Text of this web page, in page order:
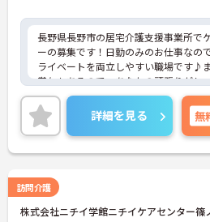
長野県長野市の居宅介護支援事業所で
ーの募集です！日勤のみのお仕事なの
ライベートを両立しやすい職場です♪
賞与もあるので、あなたの頑張りがし
れます◎ご興味のある方は、面接ポイ
しますので、お気軽にご連絡ください
詳細を見る 無
訪問介護
株式会社ニチイ学館ニチイケアセンター篠